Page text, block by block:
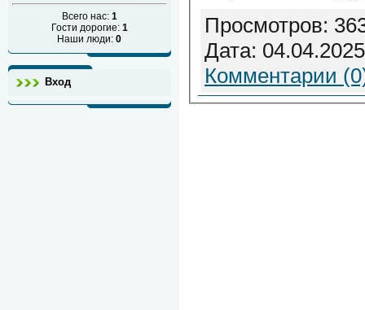
Всего нас: 1
Гости дорогие: 1
Наши люди:0
Вход
Просмотров:
Дата: 04.04.2025
Комментарии